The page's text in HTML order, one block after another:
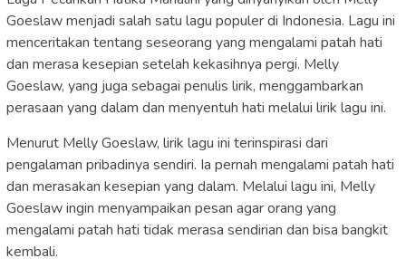
Goeslaw menjadi salah satu lagu populer di Indonesia. Lagu ini
menceritakan tentang seseorang yang mengalami patah hati
dan merasa kesepian setelah kekasihnya pergi. Melly
Goeslaw, yang juga sebagai penulis lirik, menggambarkan
perasaan yang dalam dan menyentuh hati melalui lirik lagu ini.
Menurut Melly Goeslaw, lirik lagu ini terinspirasi dari
pengalaman pribadinya sendiri. Ia pernah mengalami patah hati
dan merasakan kesepian yang dalam. Melalui lagu ini, Melly
Goeslaw ingin menyampaikan pesan agar orang yang
mengalami patah hati tidak merasa sendirian dan bisa bangkit
kembali.